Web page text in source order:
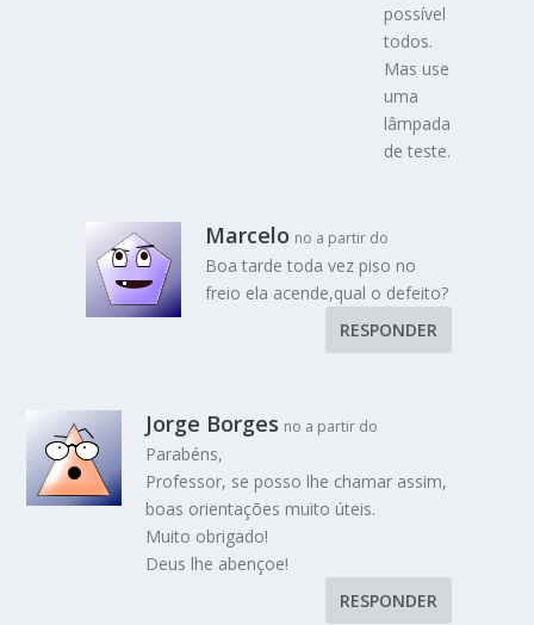
possível
todos.
Mas use
uma
lâmpada
de teste.
Marcelo no a partir do
Boa tarde toda vez piso no
freio ela acende,qual o defeito?
RESPONDER
Jorge Borges no a partir do
Parabéns,
Professor, se posso lhe chamar assim,
boas orientações muito úteis.
Muito obrigado!
Deus lhe abençoe!
RESPONDER